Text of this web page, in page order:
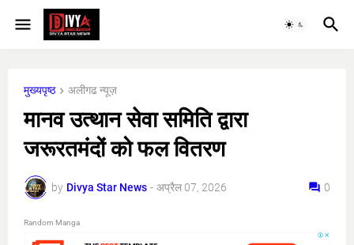
मुख्यपृष्ठ अलीगढ न्यूज़
मानव उत्थान सेवा समिति द्वारा
जरूरतमंदों को फल वितरण
by Divya Star News - अप्रैल 07, 2026 0
Random Manga